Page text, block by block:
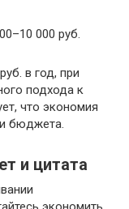
000 руб.
в год, при
подхода к
что экономия
бюджета.
и цитата